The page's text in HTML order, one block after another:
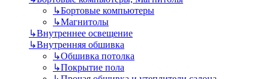
↳Бортовые компьютеры
↳Магнитолы
↳Внутреннее освещение
↳Внутренняя обшивка
↳Обшивка потолка
↳Покрытие пола